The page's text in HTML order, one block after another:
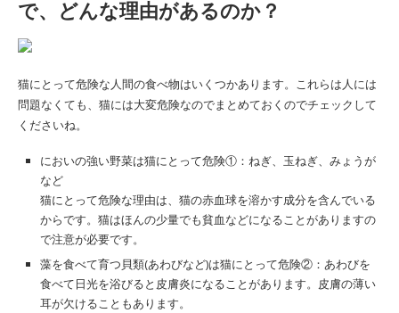
で、どんな理由があるのか？
猫にとって危険な人間の食べ物はいくつかあります。これらは人には
問題なくても、猫には大変危険なのでまとめておくのでチェックして
くださいね。
においの強い野菜は猫にとって危険①：ねぎ、玉ねぎ、みょうが
など
猫にとって危険な理由は、猫の赤血球を溶かす成分を含んでいる
からです。猫はほんの少量でも貧血などになることがありますの
で注意が必要です。
藻を食べて育つ貝類(あわびなど)は猫にとって危険②：あわびを
食べて日光を浴びると皮膚炎になることがあります。皮膚の薄い
耳が欠けることもあります。